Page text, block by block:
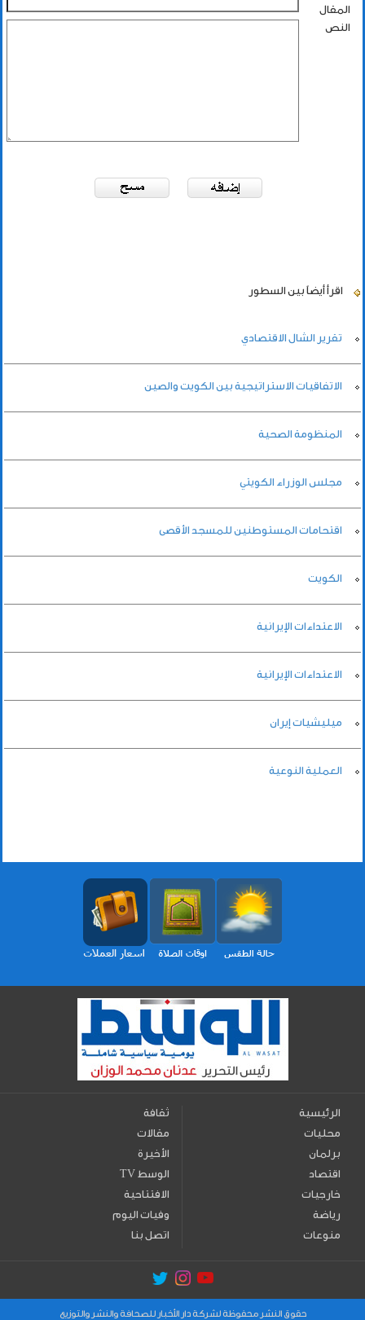
المقال
النص
اقرأ أيضاً بين السطور
تقرير الشال الاقتصادي
الاتفاقيات الاستراتيجية بين الكويت والصين
المنظومة الصحية
مجلس الوزراء الكويتي
اقتحامات المستوطنين للمسجد الأقصى
الكويت
الاعتداءات الإيرانية
الاعتداءات الإيرانية
ميليشيات إيران
العملية النوعية
الرئيسية
محليات
برلمان
اقتصاد
خارجيات
رياضة
منوعات
ثقافة
مقالات
الأخيرة
TV الوسط
الافتتاحية
وفيات اليوم
اتصل بنا
حقوق النشر محفوظة لشركة دار الأخبار للصحافة والنشر والتوزيع